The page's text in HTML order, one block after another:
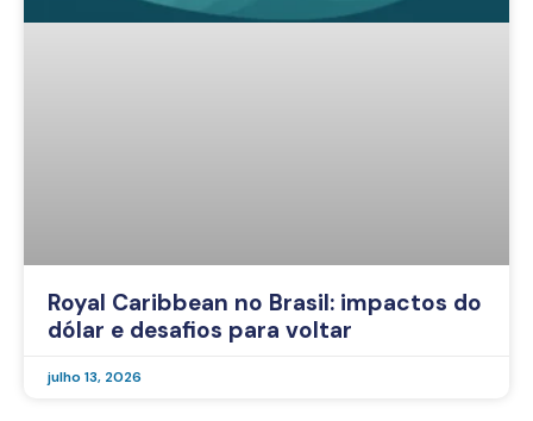
Royal Caribbean no Brasil: impactos do
dólar e desafios para voltar
julho 13, 2026